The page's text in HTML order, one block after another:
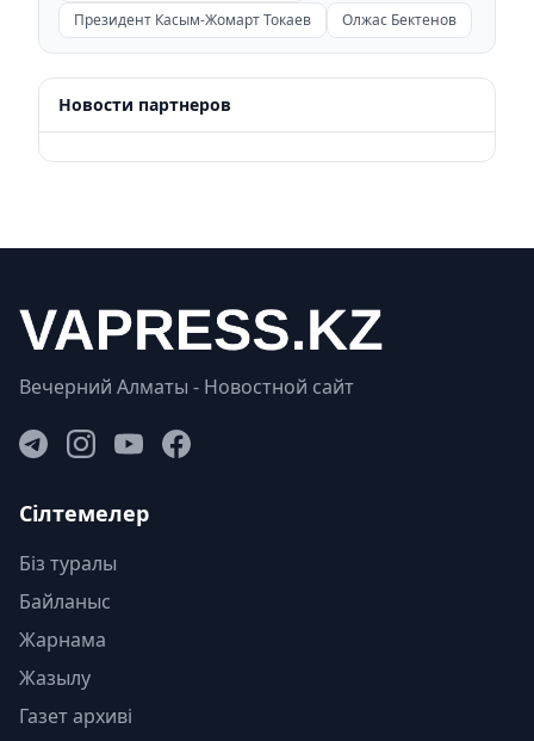
Президент Касым-Жомарт Токаев
Олжас Бектенов
Новости партнеров
Вечерний Алматы - Новостной сайт
Сілтемелер
Біз туралы
Байланыс
Жарнама
Жазылу
Газет архиві